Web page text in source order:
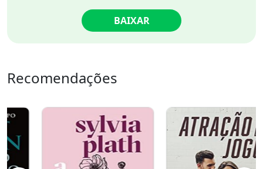
BAIXAR
Recomendações